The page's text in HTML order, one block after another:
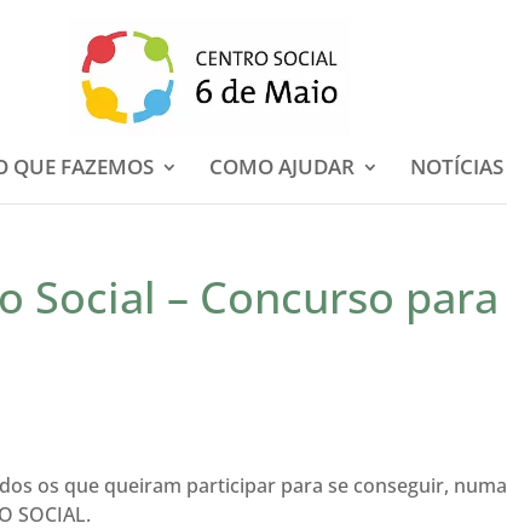
QUE FAZEMOS COMO AJUDAR NOTÍCIAS
Social – Concurso para
os que queiram participar para se conseguir, numa
SOCIAL.